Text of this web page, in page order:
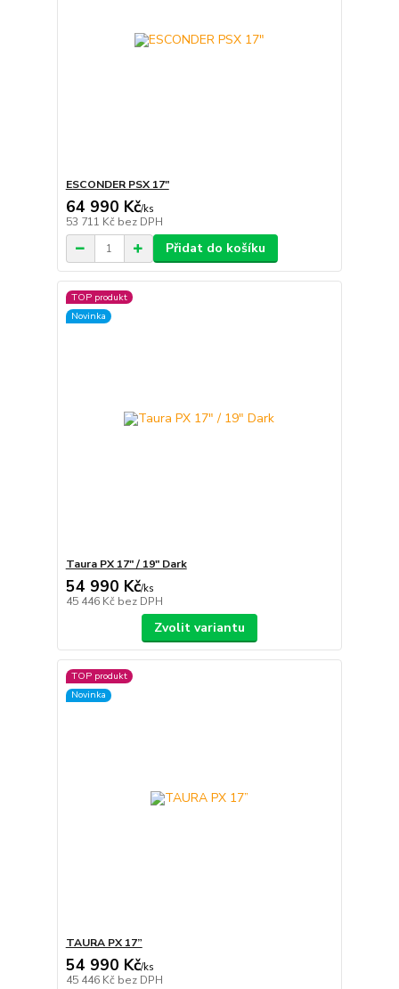
ESCONDER PSX 17″
64 990 Kč/ks
53 711 Kč bez DPH
Přidat do košíku
TOP produkt
Novinka
Taura PX 17″ / 19″ Dark
54 990 Kč/ks
45 446 Kč bez DPH
Zvolit variantu
TOP produkt
Novinka
TAURA PX 17”
54 990 Kč/ks
45 446 Kč bez DPH